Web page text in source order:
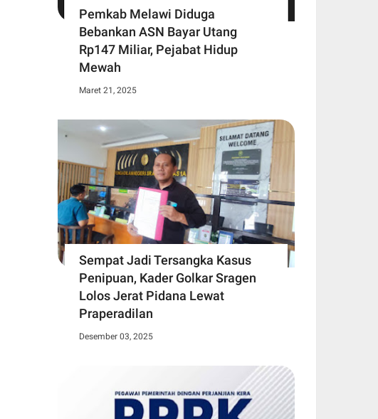
Pemkab Melawi Diduga
Bebankan ASN Bayar Utang
Rp147 Miliar, Pejabat Hidup
Mewah
Maret 21, 2025
Sempat Jadi Tersangka Kasus
Penipuan, Kader Golkar Sragen
Lolos Jerat Pidana Lewat
Praperadilan
Desember 03, 2025